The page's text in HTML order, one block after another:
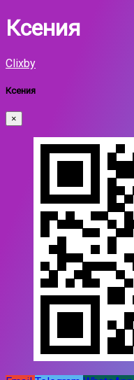
Ксения
Clixby
Ксения
×